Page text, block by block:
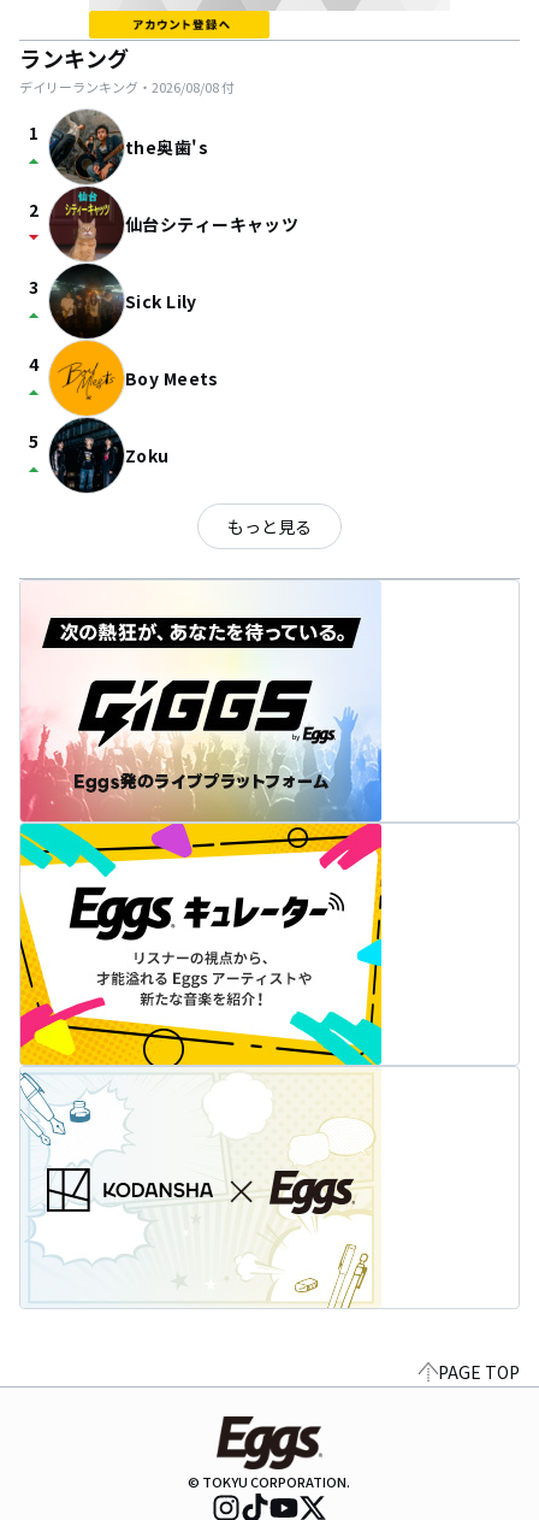
ランキング
デイリーランキング・ 2026/08/08付
1
arrow_drop_up the奥歯's
2
arrow_drop_down 仙台シティーキャッツ
3
arrow_drop_up Sick Lily
4
arrow_drop_up Boy Meets
5
arrow_drop_up Zoku
もっと見る
PAGE TOP
© TOKYU CORPORATION.